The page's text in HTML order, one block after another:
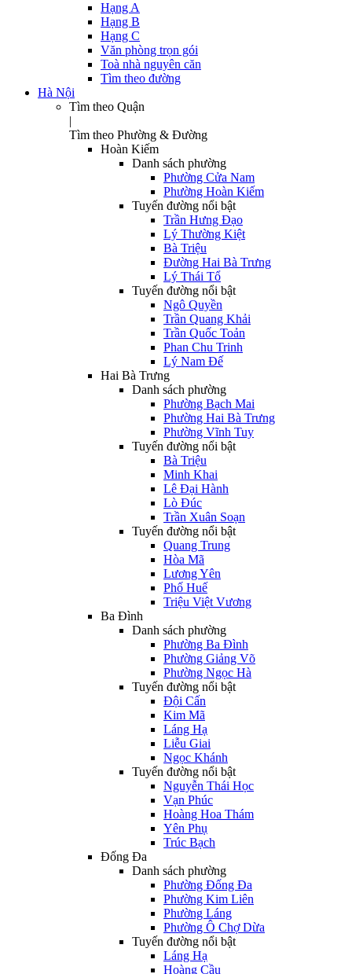
Hạng A
Hạng B
Hạng C
Văn phòng trọn gói
Toà nhà nguyên căn
Tìm theo đường
Hà Nội
Tìm theo Quận
|
Tìm theo Phường & Đường
Hoàn Kiếm
Danh sách phường
Phường Cửa Nam
Phường Hoàn Kiếm
Tuyến đường nổi bật
Trần Hưng Đạo
Lý Thường Kiệt
Bà Triệu
Đường Hai Bà Trưng
Lý Thái Tổ
Tuyến đường nổi bật
Ngô Quyền
Trần Quang Khải
Trần Quốc Toản
Phan Chu Trinh
Lý Nam Đế
Hai Bà Trưng
Danh sách phường
Phường Bạch Mai
Phường Hai Bà Trưng
Phường Vĩnh Tuy
Tuyến đường nổi bật
Bà Triệu
Minh Khai
Lê Đại Hành
Lò Đúc
Trần Xuân Soạn
Tuyến đường nổi bật
Quang Trung
Hòa Mã
Lương Yên
Phố Huế
Triệu Việt Vương
Ba Đình
Danh sách phường
Phường Ba Đình
Phường Giảng Võ
Phường Ngọc Hà
Tuyến đường nổi bật
Đội Cấn
Kim Mã
Láng Hạ
Liễu Giai
Ngọc Khánh
Tuyến đường nổi bật
Nguyễn Thái Học
Vạn Phúc
Hoàng Hoa Thám
Yên Phụ
Trúc Bạch
Đống Đa
Danh sách phường
Phường Đống Đa
Phường Kim Liên
Phường Láng
Phường Ô Chợ Dừa
Tuyến đường nổi bật
Láng Hạ
Hoàng Cầu